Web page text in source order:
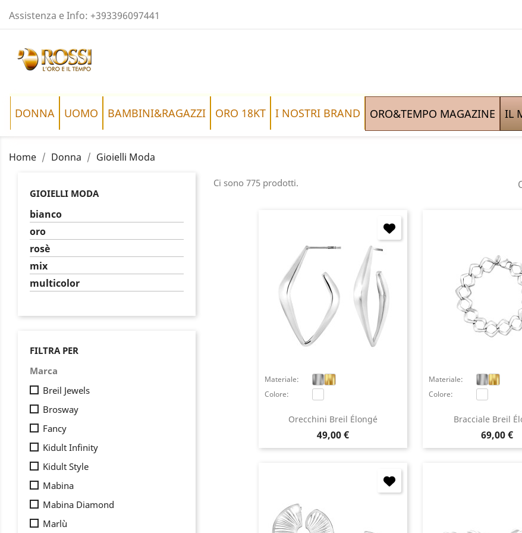
Assistenza e Info: +393396097441
DONNA UOMO BAMBINI&RAGAZZI ORO 18KT I NOSTRI BRAND ORO&TEMPO MAGAZINE IL
Home Donna Gioielli Moda
GIOIELLI MODA
bianco
oro
rosè
mix
multicolor
FILTRA PER
Marca
Breil Jewels
Brosway
Fancy
Kidult Infinity
Kidult Style
Mabina
Mabina Diamond
Marlù
Ci sono 775 prodotti.
Orecchini Breil Élongé
Prezzo
49,00 €
Materiale:
Colore:
Bracciale Breil
Prezzo
69,00 €
Materiale:
Colore: